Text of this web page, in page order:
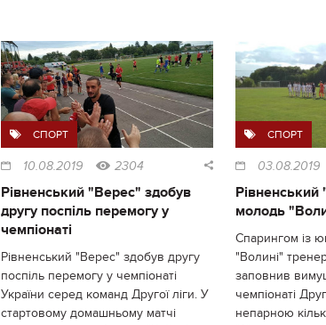
СПОРТ
10.08.2019 2304
Рівненський "Верес" здобув
другу поспіль перемогу у
чемпіонаті
Рівненський "Верес" здобув другу
поспіль перемогу у чемпіонаті
України серед команд Другої ліги. У
стартовому домашньому матчі
СПОРТ
03.08.2019
Рівненський
молодь
Спарингом із
"Волині"
заповнив
чемпіонаті
непарною